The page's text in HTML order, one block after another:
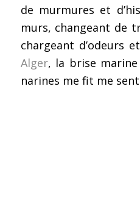
de murmures et
murs, changeant de
chargeant d’odeurs
Alger, la brise
narines me fit me